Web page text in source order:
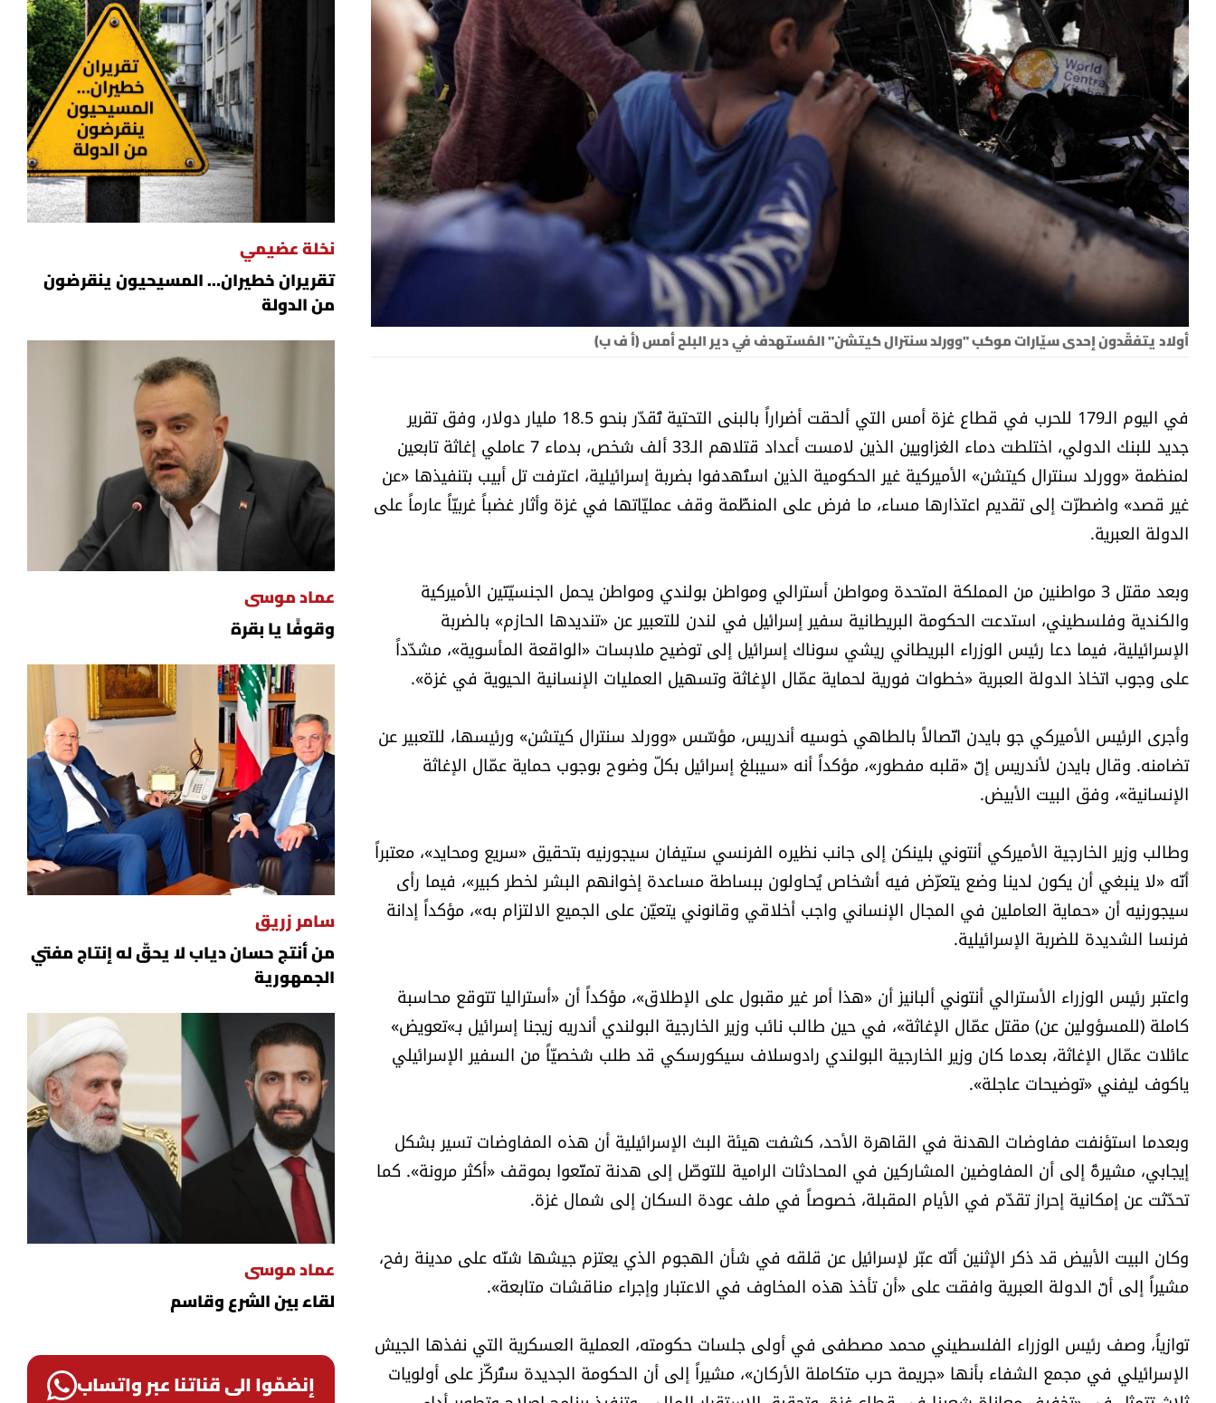
أولاد يتفقّدون إحدى سيّارات موكب "وورلد سنترال كيتشن" المُستهدف في دير البلح أمس (أ ف ب)
في اليوم الـ179 للحرب في قطاع غزة أمس التي ألحقت أضراراً بالبنى التحتية تُقدّر بنحو 18.5 مليار دولار، وفق تقرير
جديد للبنك الدولي، اختلطت دماء الغزاويين الذين لامست أعداد قتلاهم الـ33 ألف شخص، بدماء 7 عاملي إغاثة تابعين
لمنظمة «وورلد سنترال كيتشن» الأميركية غير الحكومية الذين استُهدفوا بضربة إسرائيلية، اعترفت تل أبيب بتنفيذها «عن
غير قصد» واضطرّت إلى تقديم اعتذارها مساء، ما فرض على المنظّمة وقف عمليّاتها في غزة وأثار غضباً غربيّاً عارماً على
الدولة العبرية.
وبعد مقتل 3 مواطنين من المملكة المتحدة ومواطن أسترالي ومواطن بولندي ومواطن يحمل الجنسيّتَين الأميركية
والكندية وفلسطيني، استدعت الحكومة البريطانية سفير إسرائيل في لندن للتعبير عن «تنديدها الحازم» بالضربة
الإسرائيلية، فيما دعا رئيس الوزراء البريطاني ريشي سوناك إسرائيل إلى توضيح ملابسات «الواقعة المأسوية»، مشدّداً
على وجوب اتخاذ الدولة العبرية «خطوات فورية لحماية عمّال الإغاثة وتسهيل العمليات الإنسانية الحيوية في غزة».
وأجرى الرئيس الأميركي جو بايدن اتّصالاً بالطاهي خوسيه أندريس، مؤسّس «وورلد سنترال كيتشن» ورئيسها، للتعبير عن
تضامنه. وقال بايدن لأندريس إنّ «قلبه مفطور»، مؤكداً أنه «سيبلغ إسرائيل بكلّ وضوح بوجوب حماية عمّال الإغاثة
الإنسانية»، وفق البيت الأبيض.
وطالب وزير الخارجية الأميركي أنتوني بلينكن إلى جانب نظيره الفرنسي ستيفان سيجورنيه بتحقيق «سريع ومحايد»، معتبراً
أنّه «لا ينبغي أن يكون لدينا وضع يتعرّض فيه أشخاص يُحاولون ببساطة مساعدة إخوانهم البشر لخطر كبير»، فيما رأى
سيجورنيه أن «حماية العاملين في المجال الإنساني واجب أخلاقي وقانوني يتعيّن على الجميع الالتزام به»، مؤكداً إدانة
فرنسا الشديدة للضربة الإسرائيلية.
واعتبر رئيس الوزراء الأسترالي أنتوني ألبانيز أن «هذا أمر غير مقبول على الإطلاق»، مؤكداً أن «أستراليا تتوقع محاسبة
كاملة (للمسؤولين عن) مقتل عمّال الإغاثة»، في حين طالب نائب وزير الخارجية البولندي أندريه زيجنا إسرائيل بـ»تعويض»
عائلات عمّال الإغاثة، بعدما كان وزير الخارجية البولندي رادوسلاف سيكورسكي قد طلب شخصيّاً من السفير الإسرائيلي
ياكوف ليفني «توضيحات عاجلة».
وبعدما استؤنفت مفاوضات الهدنة في القاهرة الأحد، كشفت هيئة البث الإسرائيلية أن هذه المفاوضات تسير بشكل
إيجابي، مشيرةً إلى أن المفاوضين المشاركين في المحادثات الرامية للتوصّل إلى هدنة تمتّعوا بموقف «أكثر مرونة». كما
تحدّثت عن إمكانية إحراز تقدّم في الأيام المقبلة، خصوصاً في ملف عودة السكان إلى شمال غزة.
وكان البيت الأبيض قد ذكر الإثنين أنّه عبّر لإسرائيل عن قلقه في شأن الهجوم الذي يعتزم جيشها شنّه على مدينة رفح،
مشيراً إلى أنّ الدولة العبرية وافقت على «أن تأخذ هذه المخاوف في الاعتبار وإجراء مناقشات متابعة».
توازياً، وصف رئيس الوزراء الفلسطيني محمد مصطفى في أولى جلسات حكومته، العملية العسكرية التي نفذها الجيش
الإسرائيلي في مجمع الشفاء بأنها «جريمة حرب متكاملة الأركان»، مشيراً إلى أن الحكومة الجديدة ستُركّز على أولويات
نخلة عضيمي
تقريران خطيران… المسيحيون ينقرضون
من الدولة
عماد موسى
وقوفًا يا بقرة
سامر زريق
من أنتج حسان دياب لا يحقّ له إنتاج مفتي
الجمهورية
عماد موسى
لقاء بين الشرع وقاسم
إنضمّوا الى قناتنا عبر واتساب